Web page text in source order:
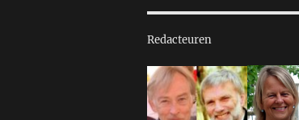
Redacteuren